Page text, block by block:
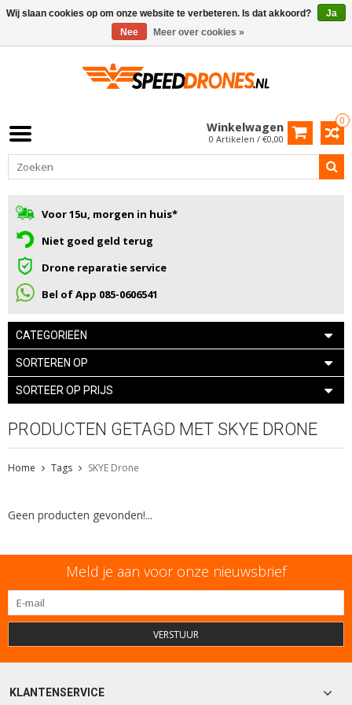
0
Winkelwagen
0 Artikelen / €0,00
Voor 15u, morgen in huis*
Niet goed geld terug
Drone reparatie service
Bel of App 085-0606541
CATEGORIEËN
SORTEREN OP
SORTEER OP PRIJS
PRODUCTEN GETAGD MET SKYE DRONE
Home Tags SKYE Drone
Geen producten gevonden!...
Meld je aan voor onze nieuwsbrief
VERSTUUR
KLANTENSERVICE
Wij slaan cookies op om onze website te verbeteren. Is dat akkoord?
Ja
Nee
Meer over cookies »